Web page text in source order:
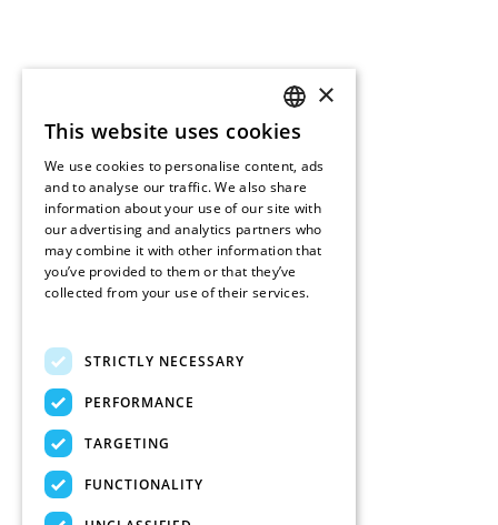
ENGLISH
FRENCH
DUTCH
SPANISH
×
This website uses cookies
We use cookies to personalise content, ads
and to analyse our traffic. We also share
information about your use of our site with
our advertising and analytics partners who
may combine it with other information that
you’ve provided to them or that they’ve
collected from your use of their services.
STRICTLY NECESSARY
PERFORMANCE
TARGETING
FUNCTIONALITY